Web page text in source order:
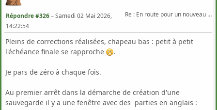
Re : En route pour un nouveau Triton .
Répondre #326–Samedi 02 Mai 2026,
14:22:54
Pleins de corrections réalisées, chapeau bas : petit à petit
l'échéance finale se rapproche
.
Je pars de zéro à chaque fois.
Au premier arrêt dans la démarche de création d'une
sauvegarde il y a une fenêtre avec des parties en anglais :